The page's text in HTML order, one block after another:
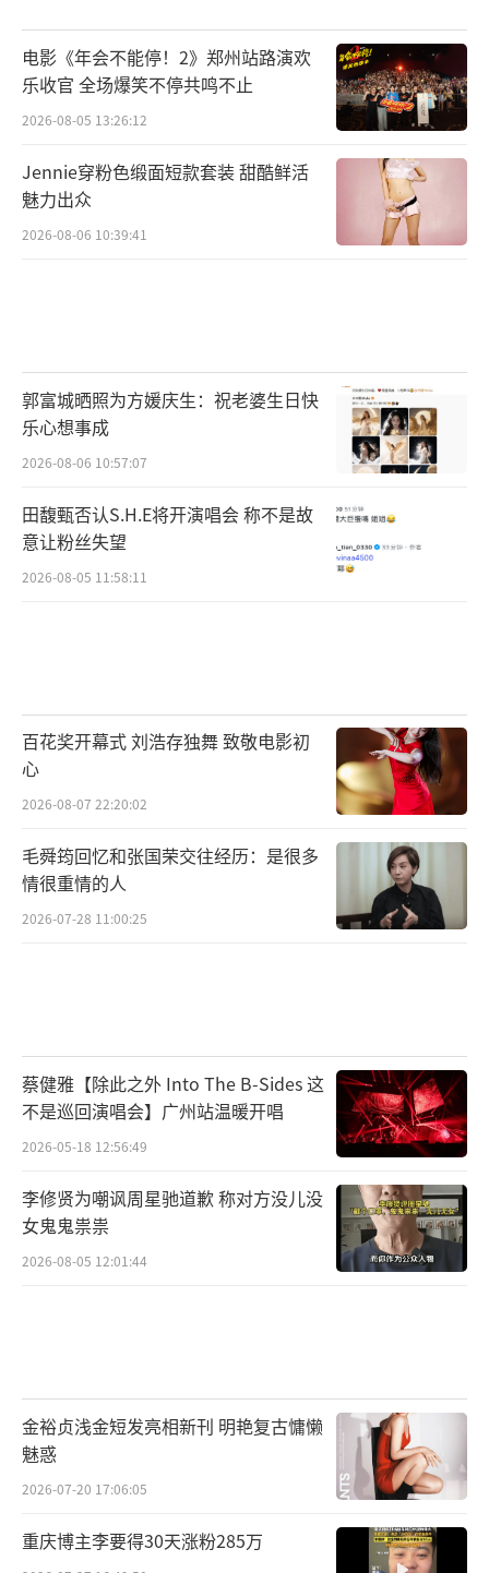
电影《年会不能停！2》郑州站路演欢
乐收官 全场爆笑不停共鸣不止
2026-08-05 13:26:12
Jennie穿粉色缎面短款套装 甜酷鲜活
魅力出众
2026-08-06 10:39:41
郭富城晒照为方媛庆生：祝老婆生日快
乐心想事成
2026-08-06 10:57:07
田馥甄否认S.H.E将开演唱会 称不是故
意让粉丝失望
2026-08-05 11:58:11
百花奖开幕式 刘浩存独舞 致敬电影初
心
2026-08-07 22:20:02
毛舜筠回忆和张国荣交往经历：是很多
情很重情的人
2026-07-28 11:00:25
蔡健雅【除此之外 Into The B-Sides 这
不是巡回演唱会】广州站温暖开唱
2026-05-18 12:56:49
李修贤为嘲讽周星驰道歉 称对方没儿没
女鬼鬼祟祟
2026-08-05 12:01:44
金裕贞浅金短发亮相新刊 明艳复古慵懒
魅惑
2026-07-20 17:06:05
重庆博主李要得30天涨粉285万